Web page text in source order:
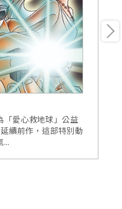
「愛心救地球」公益
續前作，這部特別動
...